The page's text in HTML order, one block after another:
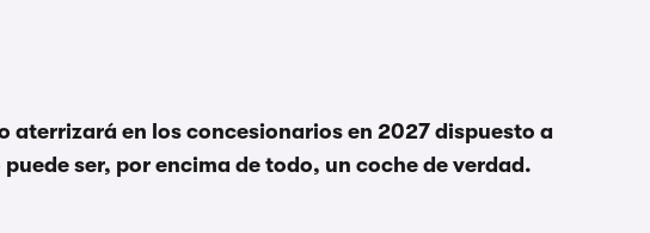
aterrizará en los concesionarios en 2027 dispuesto a
ser, por encima de todo, un coche de verdad.